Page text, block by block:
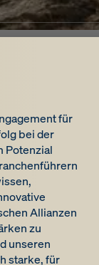
für
bei der
Potenzial
Allianzen
zu
unseren
starke, für